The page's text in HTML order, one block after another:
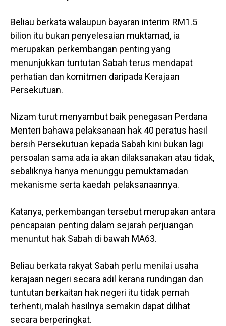
Beliau berkata walaupun bayaran interim RM1.5
bilion itu bukan penyelesaian muktamad, ia
merupakan perkembangan penting yang
menunjukkan tuntutan Sabah terus mendapat
perhatian dan komitmen daripada Kerajaan
Persekutuan.
Nizam turut menyambut baik penegasan Perdana
Menteri bahawa pelaksanaan hak 40 peratus hasil
bersih Persekutuan kepada Sabah kini bukan lagi
persoalan sama ada ia akan dilaksanakan atau tidak,
sebaliknya hanya menunggu pemuktamadan
mekanisme serta kaedah pelaksanaannya.
Katanya, perkembangan tersebut merupakan antara
pencapaian penting dalam sejarah perjuangan
menuntut hak Sabah di bawah MA63.
Beliau berkata rakyat Sabah perlu menilai usaha
kerajaan negeri secara adil kerana rundingan dan
tuntutan berkaitan hak negeri itu tidak pernah
terhenti, malah hasilnya semakin dapat dilihat
secara berperingkat.